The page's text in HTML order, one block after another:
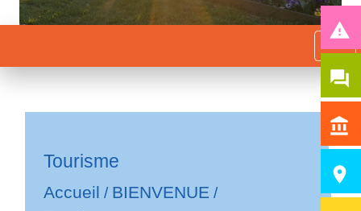
menu
Tourisme
Accueil / BIENVENUE /
report_problem
question_answer
account_balance
room